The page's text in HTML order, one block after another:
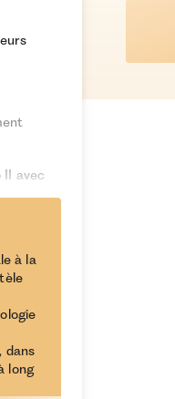
II avec
à la
dans
long